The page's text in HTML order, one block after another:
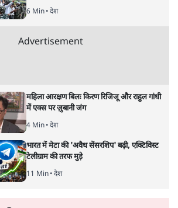
निगम चुनावों के नतीजे सिर्फ भाजपा की प्रचंड
ठाकरे का प्रभाव बरकरार है। कांग्रेस और
29महानगरपालिकाओं के चुनाव और उनके